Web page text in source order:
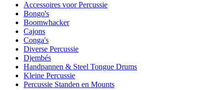
Accessoires voor Percussie
Bongo's
Boomwhacker
Cajons
Conga's
Diverse Percussie
Djembés
Handpannen & Steel Tongue Drums
Kleine Percussie
Percussie Standen en Mounts